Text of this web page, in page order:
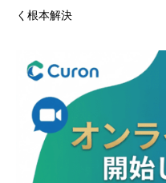
く根本解決